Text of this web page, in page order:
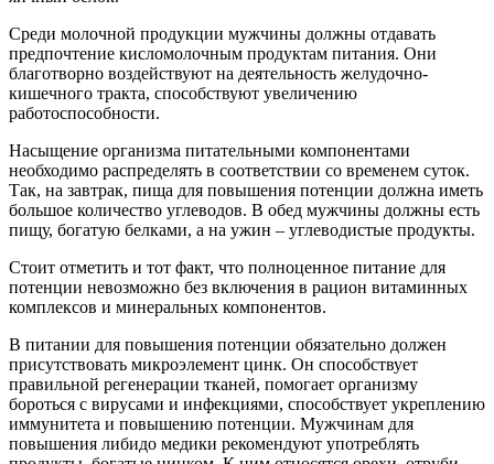
Среди молочной продукции мужчины должны отдавать
предпочтение кисломолочным продуктам питания. Они
благотворно воздействуют на деятельность желудочно-
кишечного тракта, способствуют увеличению
работоспособности.
Насыщение организма питательными компонентами
необходимо распределять в соответствии со временем суток.
Так, на завтрак, пища для повышения потенции должна иметь
большое количество углеводов. В обед мужчины должны есть
пищу, богатую белками, а на ужин – углеводистые продукты.
Стоит отметить и тот факт, что полноценное питание для
потенции невозможно без включения в рацион витаминных
комплексов и минеральных компонентов.
В питании для повышения потенции обязательно должен
присутствовать микроэлемент цинк. Он способствует
правильной регенерации тканей, помогает организму
бороться с вирусами и инфекциями, способствует укреплению
иммунитета и повышению потенции. Мужчинам для
повышения либидо медики рекомендуют употреблять